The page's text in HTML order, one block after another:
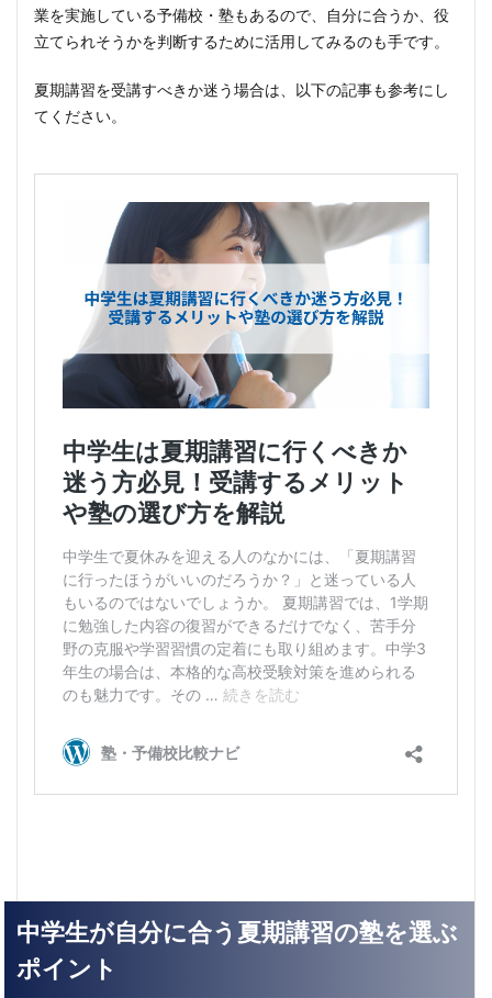
業を実施している予備校・塾もあるので、自分に合うか、役
立てられそうかを判断するために活用してみるのも手です。
夏期講習を受講すべきか迷う場合は、以下の記事も参考にし
てください。
中学生が自分に合う夏期講習の塾を選ぶ
ポイント